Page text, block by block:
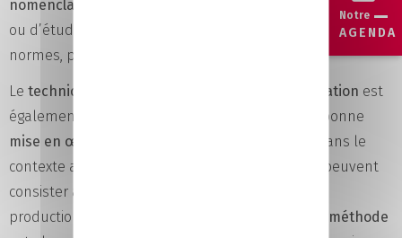
Notre
AGENDA
nomenclatures
mettre à jour
ou d’étudier la faisabilité technique d’une mise aux
normes, par exemple.
Le technicien supérieur méthode et industrialisation est
également responsable du
et de la bonne
mise en œuvre des projets d’industrialisation
. Dans le
contexte actuel d’industrie du futur, ces projets peuvent
consister à automatiser un ou plusieurs ilôts de
production, parfois l’usine entière. Le
technicien méthode